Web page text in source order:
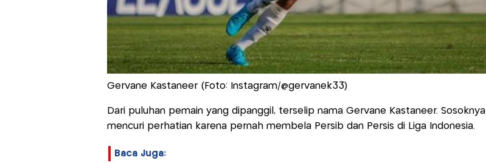
Gervane Kastaneer (Foto: Instagram/@gervanek33)
Dari puluhan pemain yang dipanggil, terselip nama Gervane Kastaneer. Sosoknya
mencuri perhatian karena pernah membela Persib dan Persis di Liga Indonesia.
Baca Juga: